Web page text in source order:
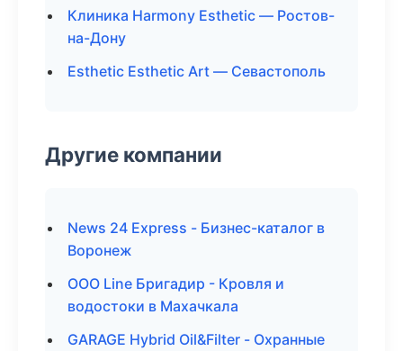
Клиника Harmony Esthetic — Ростов-
на-Дону
Esthetic Esthetic Art — Севастополь
Другие компании
News 24 Express - Бизнес-каталог в
Воронеж
ООО Line Бригадир - Кровля и
водостоки в Махачкала
GARAGE Hybrid Oil&Filter - Охранные